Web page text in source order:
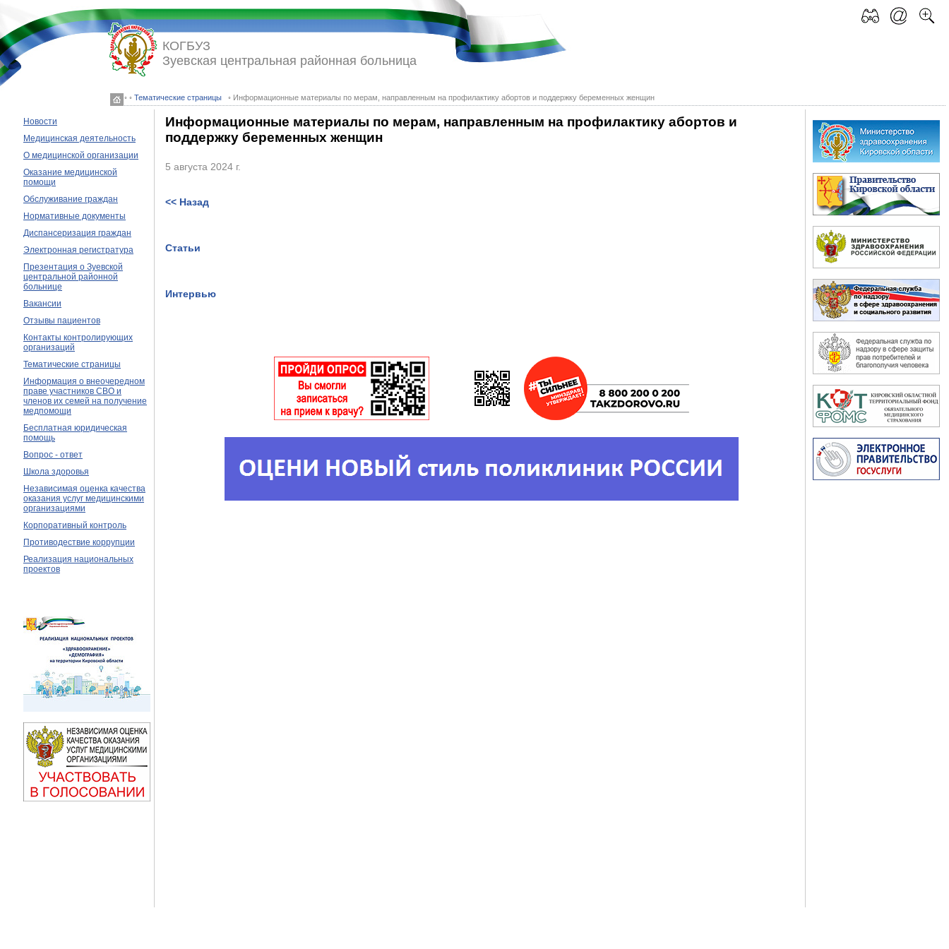
◦ ◦Тематические страницы ◦ Информационные материалы по мерам, направленным на профилактику абортов и поддержку беременных женщин
КОГБУЗ
Зуевская центральная районная больница
Новости
Медицинская деятельность
О медицинской организации
Оказание медицинской
помощи
Обслуживание граждан
Нормативные документы
Диспансеризация граждан
Электронная регистратура
Презентация о Зуевской
центральной районной
больнице
Вакансии
Отзывы пациентов
Контакты контролирующих
организаций
Тематические страницы
Информация о внеочередном
праве участников СВО и
членов их семей на получение
медпомощи
Бесплатная юридическая
помощь
Вопрос - ответ
Школа здоровья
Независимая оценка качества
оказания услуг медицинскими
организациями
Корпоративный контроль
Противодествие коррупции
Реализация национальных
проектов
Информационные материалы по мерам, направленным на профилактику абортов и
поддержку беременных женщин
5 августа 2024 г.
<< Назад
Статьи
Интервью